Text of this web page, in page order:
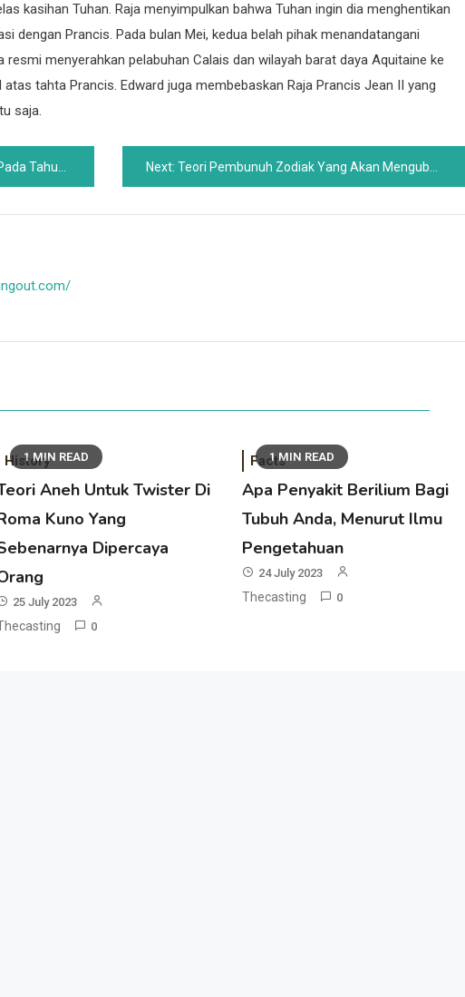
kasihan Tuhan. Raja menyimpulkan bahwa Tuhan ingin dia menghentikan
dengan Prancis. Pada bulan Mei, kedua belah pihak menandatangani
menyerahkan pelabuhan Calais dan wilayah barat daya Aquitaine ke
tahta Prancis. Edward juga membebaskan Raja Prancis Jean II yang
saja.
Suami Rahasianya Next: Teori Pembunuh Zodiak Yang Akan Mengubah Segalanya
1 MIN READ
History
Aneh Untuk Twister Di
Kuno Yang
Dipercaya
25 July 2023
0
1 MIN READ
Facts
Apa Penyakit Berilium Bagi
Tubuh Anda, Menurut Ilmu
Pengetahuan
24 July 2023
Thecasting 0